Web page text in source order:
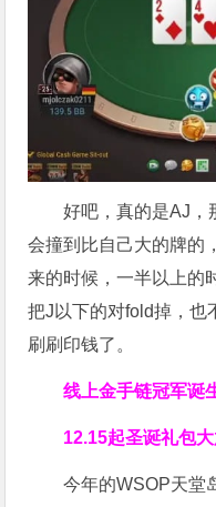
好吧，真的是AJ，
会撞到比自己大的牌的
来的时候，一半以上的
把J以下的对fold掉，也
刷刷印钱了。
线上金手链冠军诞
12.15起圣诞礼包
今年的WSOP天堂